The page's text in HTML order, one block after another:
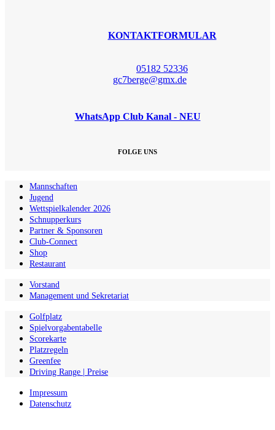
KONTAKTFORMULAR
05182 52336
gc7berge@gmx.de
WhatsApp Club Kanal - NEU
FOLGE UNS
Mannschaften
Jugend
Wettspielkalender 2026
Schnupperkurs
Partner & Sponsoren
Club-Connect
Shop
Restaurant
Vorstand
Management und Sekretariat
Golfplatz
Spielvorgabentabelle
Scorekarte
Platzregeln
Greenfee
Driving Range | Preise
Impressum
Datenschutz